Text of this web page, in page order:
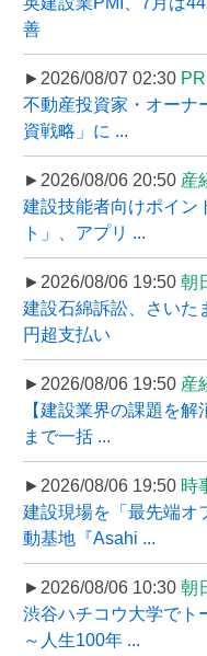
善
►2026/08/07 02:30
不動産投資家・オーナ
資戦略」に ...
►2026/08/06 20:50 産
建設技能者向けポイン
ト」、アプリ ...
►2026/08/06 19:50 朝
建設石綿訴訟、さいた
円超支払い
►2026/08/06 19:50 産
【建設業界の課題を
まで一括 ...
►2026/08/06 19:50 時
建設現場を「最先端オ
動基地『Asahi ...
►2026/08/06 10:30 朝
渋谷ハチコウ大学でト
～人生100年 ...